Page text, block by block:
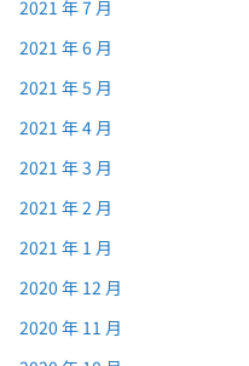
2021 年 7 月
2021 年 6 月
2021 年 5 月
2021 年 4 月
2021 年 3 月
2021 年 2 月
2021 年 1 月
2020 年 12 月
2020 年 11 月